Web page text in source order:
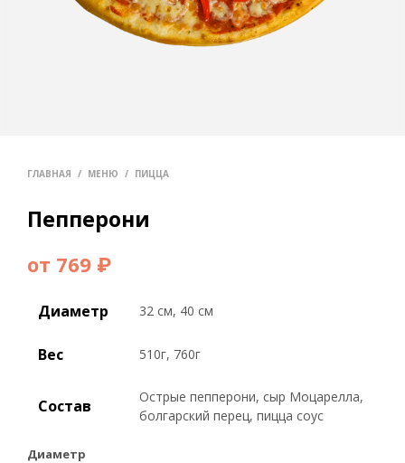
ГЛАВНАЯ / МЕНЮ / ПИЦЦА
Пепперони
от 769 ₽
Диаметр 32 см, 40 см
Вес 510г, 760г
Состав
Острые пепперони, сыр Моцарелла,
болгарский перец, пицца соус
Диаметр